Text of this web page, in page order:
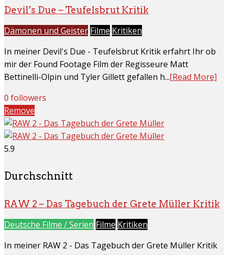
Devil’s Due – Teufelsbrut Kritik
Dämonen und Geister Filme Kritiken
In meiner Devil's Due - Teufelsbrut Kritik erfahrt Ihr ob
mir der Found Footage Film der Regisseure Matt
Bettinelli-Olpin und Tyler Gillett gefallen h...[Read More]
0 followers
Remove
5.9
Durchschnitt
RAW 2 – Das Tagebuch der Grete Müller Kritik
Deutsche Filme / Serien Filme Kritiken
In meiner RAW 2 - Das Tagebuch der Grete Müller Kritik